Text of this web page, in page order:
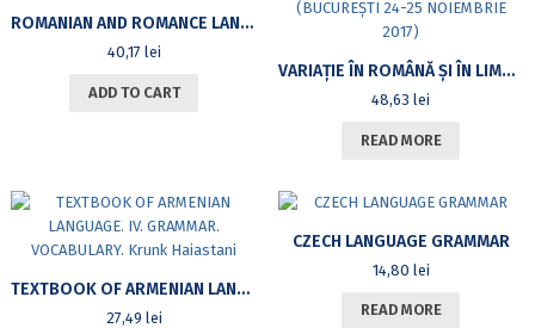
ROMANIAN AND ROMANCE LANGUAGES. PROCEEDINGS OF THE XVIIITH INTERNATIONAL COLLOQUIUM OF THE DEPARTMENT OF LINGUISTICS (BUCHAREST, NOVEMBER 23-24, 2018)
40,17 lei
ADD TO CART
VARIAȚIE ÎN ROMÂNĂ ȘI ÎN LIMBILE ROMANICE. ACTELE CELUI DE-AL XVII-LEA COLOCVIU INTERNAȚIONAL AL DEPARTAMENTULUI DE LINGVISTICĂ (BUCUREȘTI 24-25 NOIEMBRIE 2017)
48,63lei
READ MORE
TEXTBOOK OF ARMENIAN LANGUAGE. IV. GRAMMAR. VOCABULARY. KRUNK HAIASTANI
27,49 lei
CZECH LANGUAGE GRAMMAR
14,80 lei
READ MORE